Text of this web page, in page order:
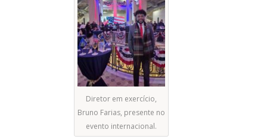
Diretor em exercício,
Bruno Farias, presente no
evento internacional.